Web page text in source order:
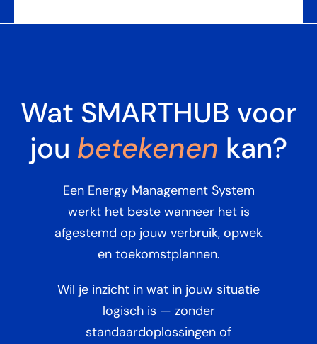
Wat SMARTHUB voor
jou betekenen kan?
Een Energy Management System
werkt het beste wanneer het is
afgestemd op jouw verbruik, opwek
en toekomstplannen.
Wil je inzicht in wat in jouw situatie
logisch is — zonder
standaardoplossingen of